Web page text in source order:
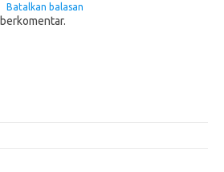
Batalkan balasan